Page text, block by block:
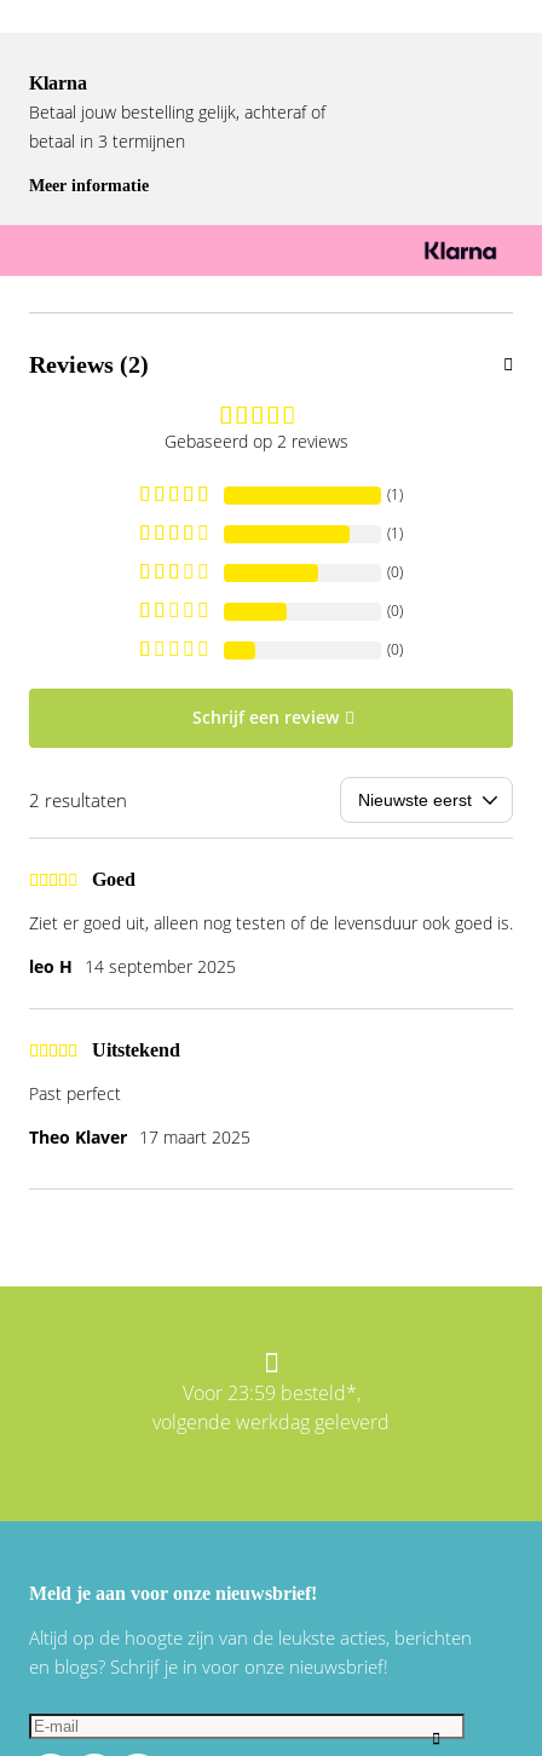
Klarna
Betaal jouw bestelling gelijk, achteraf of
betaal in 3 termijnen
Meer informatie
Reviews (2)
Gebaseerd op 2 reviews
(1)
(1)
(0)
(0)
(0)
Schrijf een review
2 resultaten
Goed
Ziet er goed uit, alleen nog testen of de levensduur ook goed is.
leo H
14 september 2025
Uitstekend
Past perfect
Theo Klaver 17 maart 2025
Voor 23:59 besteld*,
volgende werkdag geleverd
Meld je aan voor onze nieuwsbrief!
Altijd op de hoogte zijn van de leukste acties, berichten
en blogs? Schrijf je in voor onze nieuwsbrief!